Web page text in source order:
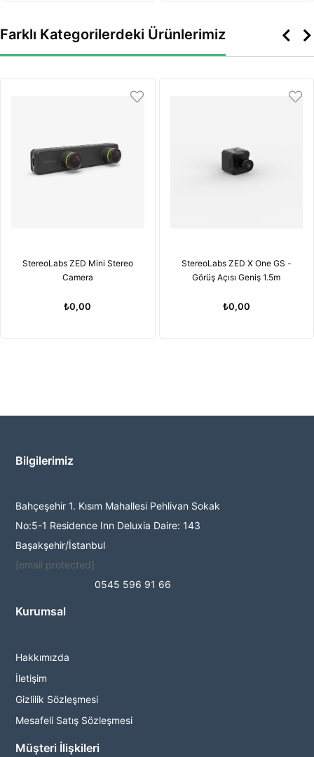
Farklı Kategorilerdeki Ürünlerimiz
StereoLabs ZED Mini Stereo
Camera
₺0,00
StereoLabs ZED X One GS -
Görüş Açısı Geniş 1.5m
₺0,00
Bilgilerimiz
Bahçeşehir 1. Kısım Mahallesi Pehlivan Sokak
No:5-1 Residence Inn Deluxia Daire: 143
Başakşehir/İstanbul
[email protected]
0545 596 91 66
Kurumsal
Hakkımızda
İletişim
Gizlilik Sözleşmesi
Mesafeli Satış Sözleşmesi
Müşteri İlişkileri